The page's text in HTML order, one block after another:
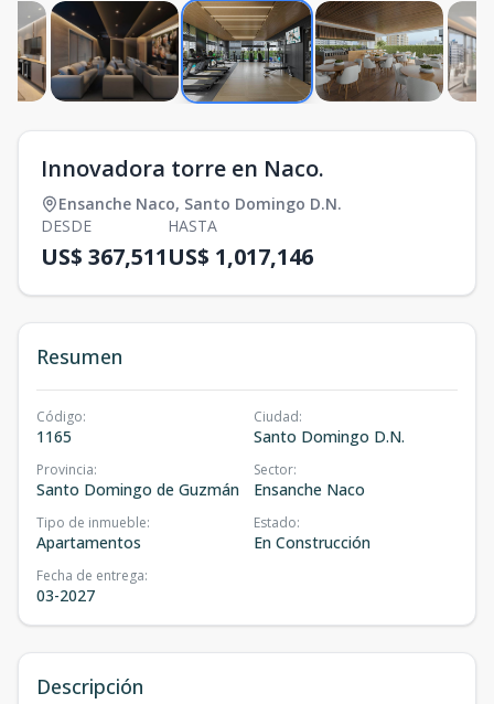
Innovadora torre en Naco.
Ensanche Naco, Santo Domingo D.N.
DESDE
US$ 367,511
HASTA
US$ 1,017,146
Resumen
Código:
1165
Ciudad:
Santo Domingo D.N.
Provincia:
Santo Domingo de Guzmán
Sector:
Ensanche Naco
Tipo de inmueble:
Apartamentos
Estado:
En Construcción
Fecha de entrega:
03-2027
Descripción